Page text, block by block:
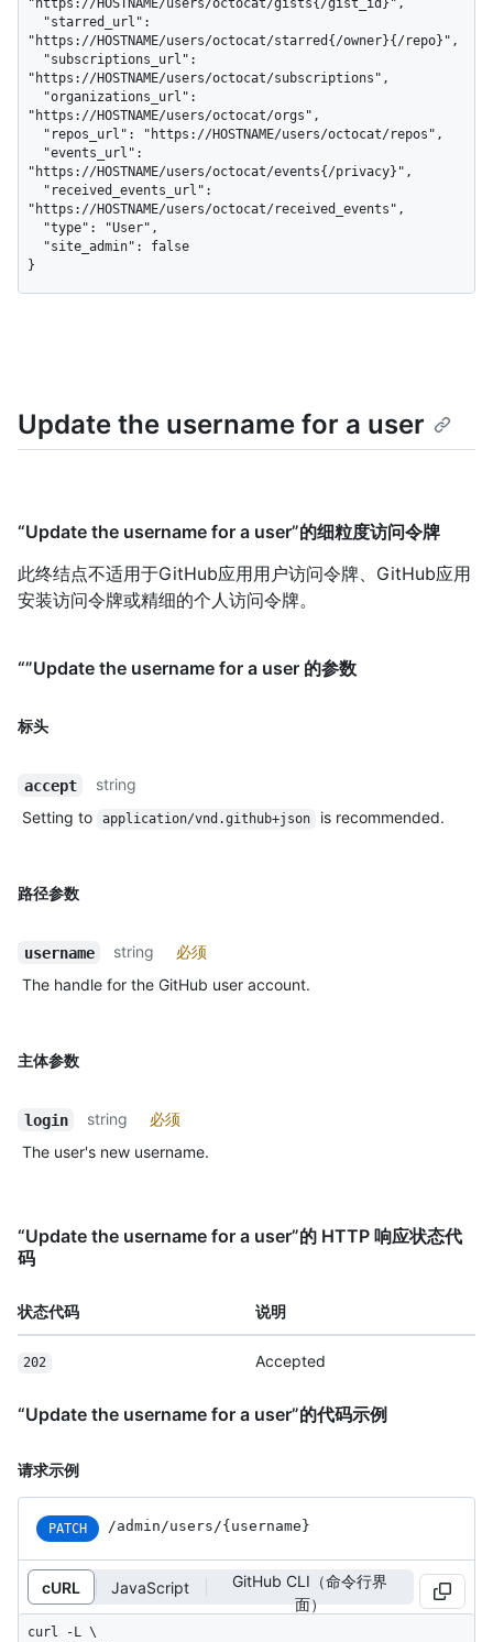
"https://HOSTNAME/users/octocat/gists{/gist_id}",
"https://HOSTNAME/users/octocat/starred{/owner}{/repo}",
"https://HOSTNAME/users/octocat/subscriptions",
"https://HOSTNAME/users/octocat/orgs",
"https://HOSTNAME/users/octocat/events{/privacy}",
"https://HOSTNAME/users/octocat/received_events",
}
Update the username for a user
“Update the username for a user”的细粒度访问令牌
此终结点不适用于GitHub应用用户访问令牌、GitHub应用
安装访问令牌或精细的个人访问令牌。
“”Update the username for a user 的参数
标头
accept
string
Setting to
application/vnd.github+json is recommended.
路径参数
username string
必须
The handle for the GitHub user account.
主体参数
login string
必须
The user's new username.
“Update the username for a user”的 HTTP 响应状态代
码
状态代码 说明
202 Accepted
“Update the username for a user”的代码示例
请求示例
PATCH /admin/users/{username}
cURL JavaScript
GitHub CLI（命令行界
面）
curl -L \